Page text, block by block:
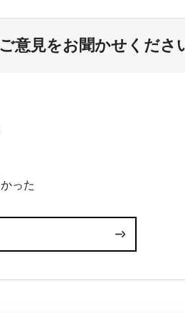
意見をお聞かせくださ
った